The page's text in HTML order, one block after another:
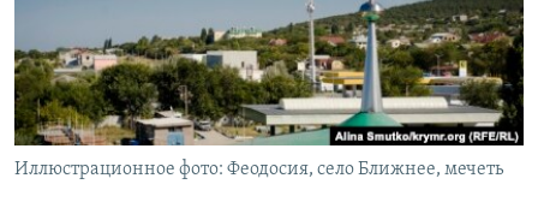
ПОБЕДИТЕЛЕЙ НЕ СУДЯТ?
КРЫМ.НЕПОКОРЕННЫЙ
ELIFBE
УКРАИНСКАЯ ПРОБЛЕМА КРЫМА
ПРИСОЕДИНЯЙТЕСЬ!
Иллюстрационное фото: Феодосия, село Ближнее, мечеть